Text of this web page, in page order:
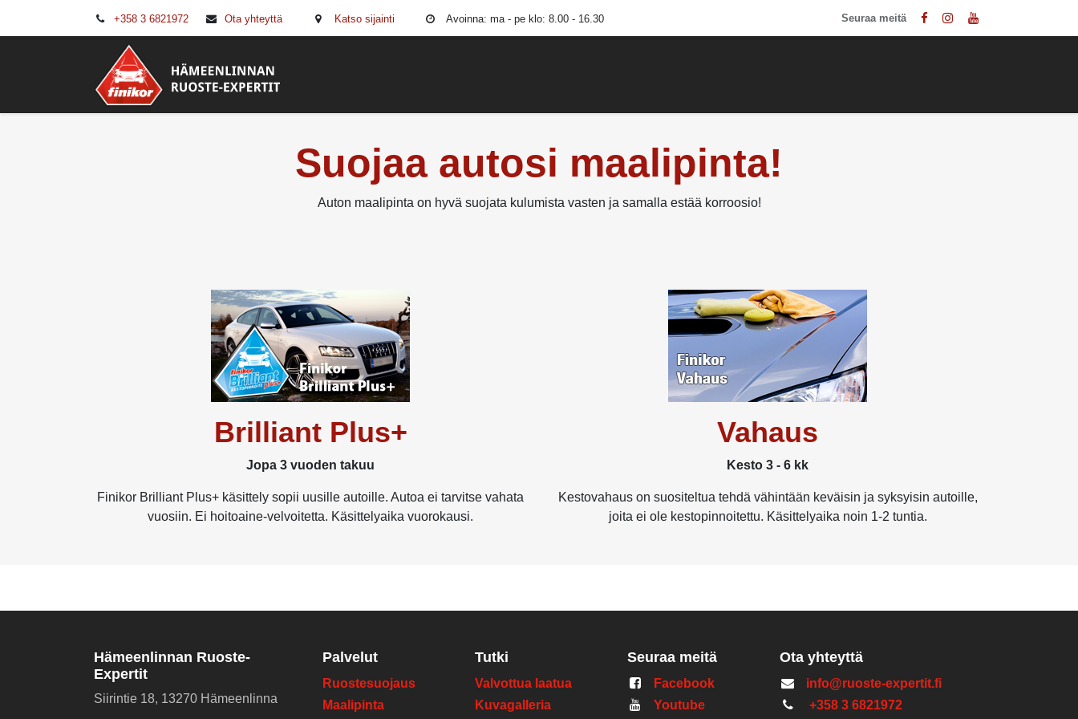
+358 3 6821972 Ota yhteyttä Katso sijainti Avoinna: ma - pe klo: 8.00 - 16.30 Seuraa meitä
Suojaa autosi maalipinta!
Auton maalipinta on hyvä suojata kulumista vasten ja samalla estää korroosio!
Brilliant Plus+
Jopa 3 vuoden takuu
Finikor Brilliant Plus+ käsittely sopii uusille autoille. Autoa ei tarvitse vahata
vuosiin. Ei hoitoaine-velvoitetta. Käsittelyaika vuorokausi.
Vahaus
Kesto 3 - 6 kk
Kestovahaus on suositeltua tehdä vähintään keväisin ja syksyisin autoille,
joita ei ole kestopinnoitettu. Käsittelyaika noin 1-2 tuntia.
Hämeenlinnan Ruoste-
Expertit
Siirintie 18, 13270 Hämeenlinna
Palvelut
Ruostesuojaus
Maalipinta
Tutki
Valvottua laatua
Kuvagalleria
Seuraa meitä
Facebook
Youtube
Ota yhteyttä
info@ruoste-expertit.fi
+358 3 6821972